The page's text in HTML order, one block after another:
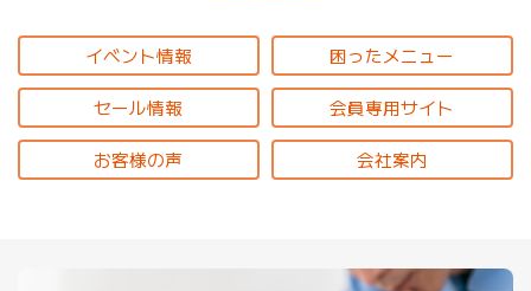
イベント情報 困ったメニュー
セール情報 会員専用サイト
お客様の声 会社案内